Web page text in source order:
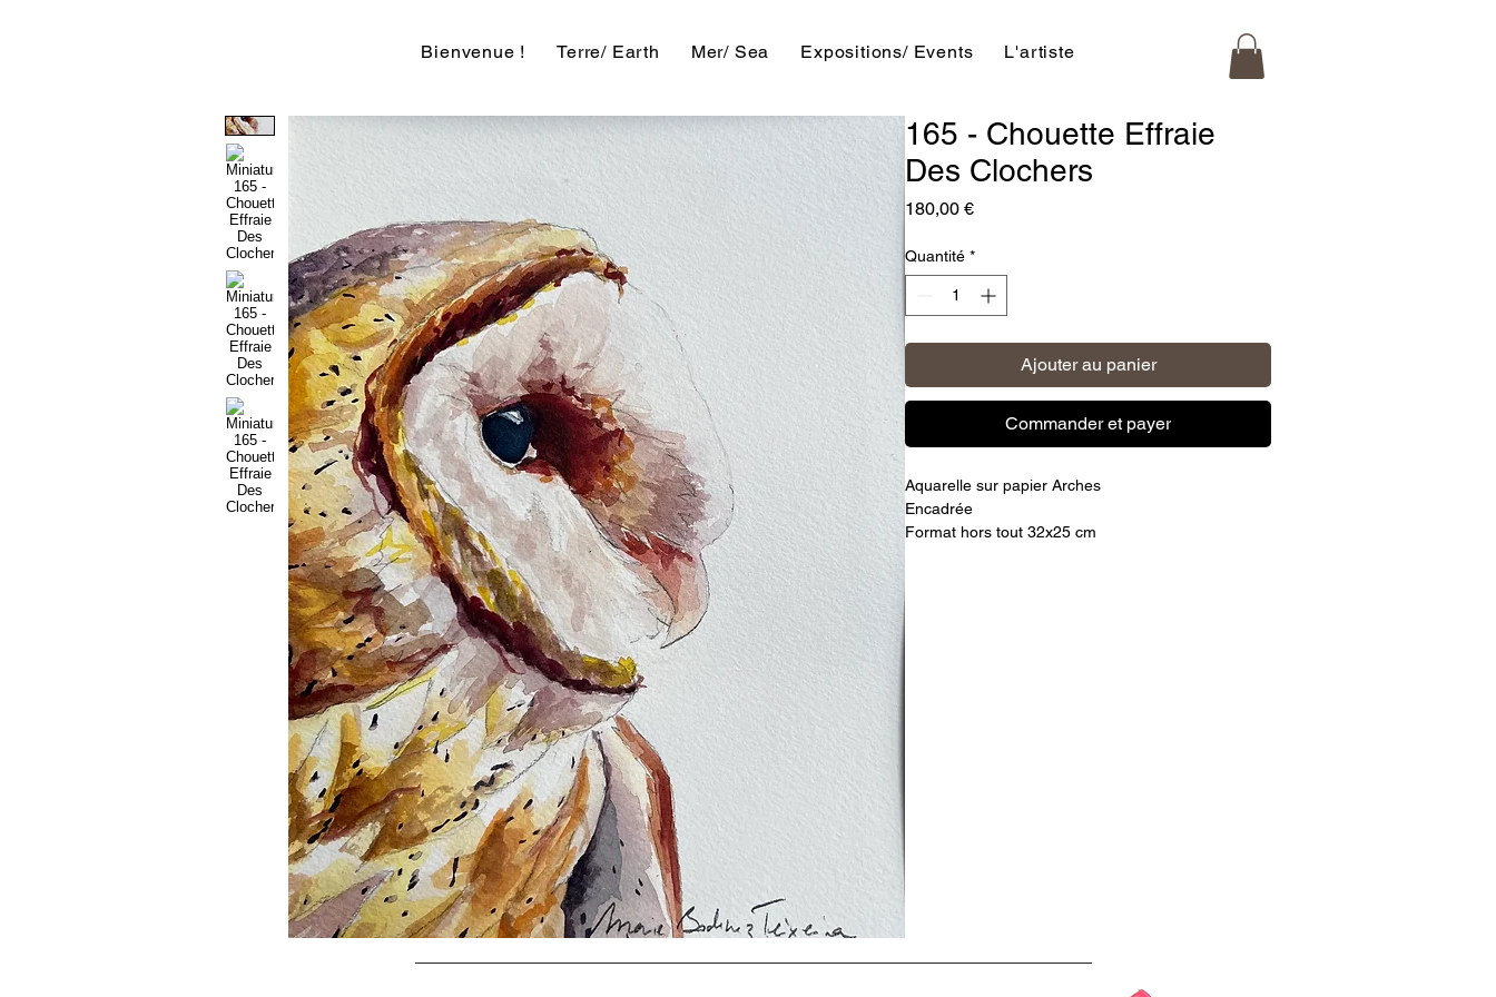
Bienvenue ! Terre/ Earth Mer/ Sea Expositions/ Events L'artiste
165 - Chouette Effraie
Des Clochers
180,00 €Prix
Quantité *
Ajouter au panier
Commander et payer
Aquarelle sur papier Arches
Encadrée
Format hors tout 32x25 cm